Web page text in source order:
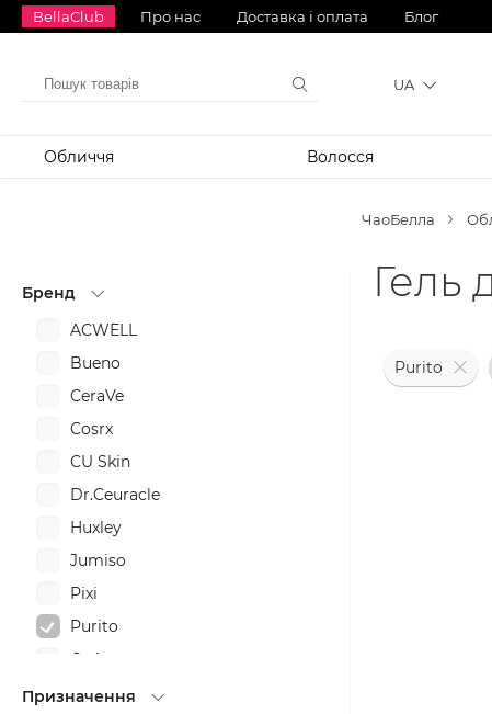
BellaClub Про нас Доставка і оплата Блог
UA
Обличчя Волосся
ЧаоБелла
Бренд
ACWELL
Bueno
CeraVe
Cosrx
CU Skin
Dr.Ceuracle
Huxley
Jumiso
Pixi
Purito
Q+A
Rovectin
Призначення
Гель
Purito